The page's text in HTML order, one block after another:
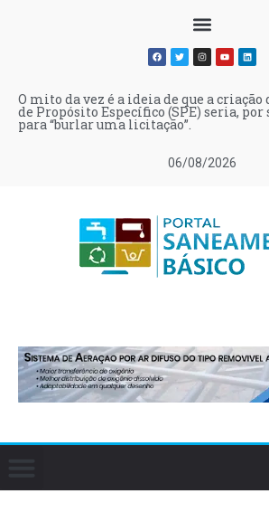
06/08/2026
O mito da vez é a ideia de que a criação
de Propósito Específico (SPE) seria,
para “burlar uma licitação”.